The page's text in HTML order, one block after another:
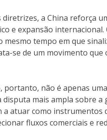
a China reforça
e expansão
mesmo tempo em que
se de um movimento
portanto, não é apenas
disputa mais ampla sobre
atuar como instrumentos
fluxos comerciais e